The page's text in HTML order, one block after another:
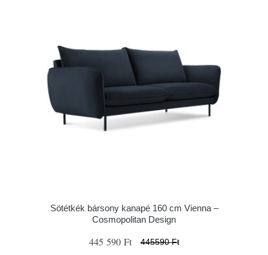
Sötétkék bársony kanapé 160 cm Vienna –
Cosmopolitan Design
445 590 Ft 445590 Ft